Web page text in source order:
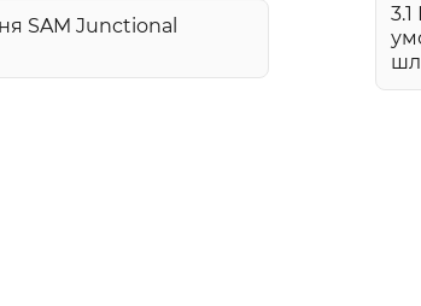
SAM Junctional